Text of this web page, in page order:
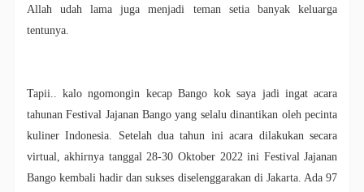
Allah udah lama juga menjadi teman setia banyak keluarga
tentunya.
Tapii.. kalo ngomongin kecap Bango kok saya jadi ingat acara
tahunan Festival Jajanan Bango yang selalu dinantikan oleh pecinta
kuliner Indonesia. Setelah dua tahun ini acara dilakukan secara
virtual, akhirnya tanggal28-30 Oktober 2022 ini Festival Jajanan
Bango kembali hadir dan sukses diselenggarakan di Jakarta. Ada 97